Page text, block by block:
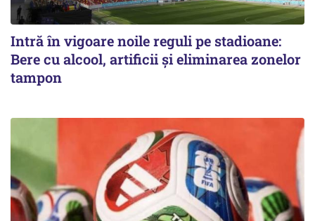
Intră în vigoare noile reguli pe stadioane:
Bere cu alcool, artificii și eliminarea zonelor
tampon